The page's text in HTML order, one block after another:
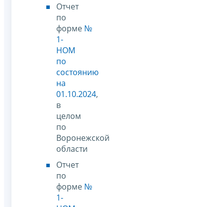
Отчет
по
форме №
1-
НОМ
по
состоянию
на
01.10.2024,
в
целом
по
Воронежской
области
Отчет
по
форме №
1-